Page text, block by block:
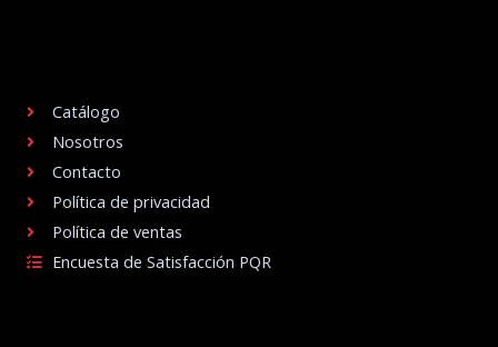
Catálogo
Nosotros
Contacto
Política de privacidad
Política de ventas
Encuesta de Satisfacción PQR